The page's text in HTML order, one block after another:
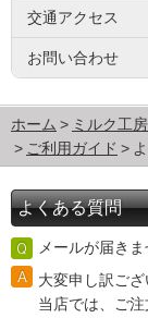
交通アクセス
お問い合わせ
ホーム
ミルク工
ご利用ガイド
よくある質問
メールが届きま
大変申し訳ござ
当店では、ご